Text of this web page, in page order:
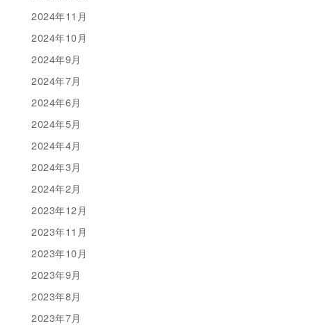
2024年11月
2024年10月
2024年9月
2024年7月
2024年6月
2024年5月
2024年4月
2024年3月
2024年2月
2023年12月
2023年11月
2023年10月
2023年9月
2023年8月
2023年7月